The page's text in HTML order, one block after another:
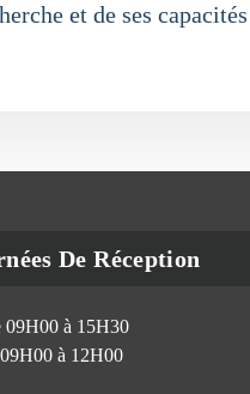
et de ses
De Réception
09H00 à 15H30
à 12H00